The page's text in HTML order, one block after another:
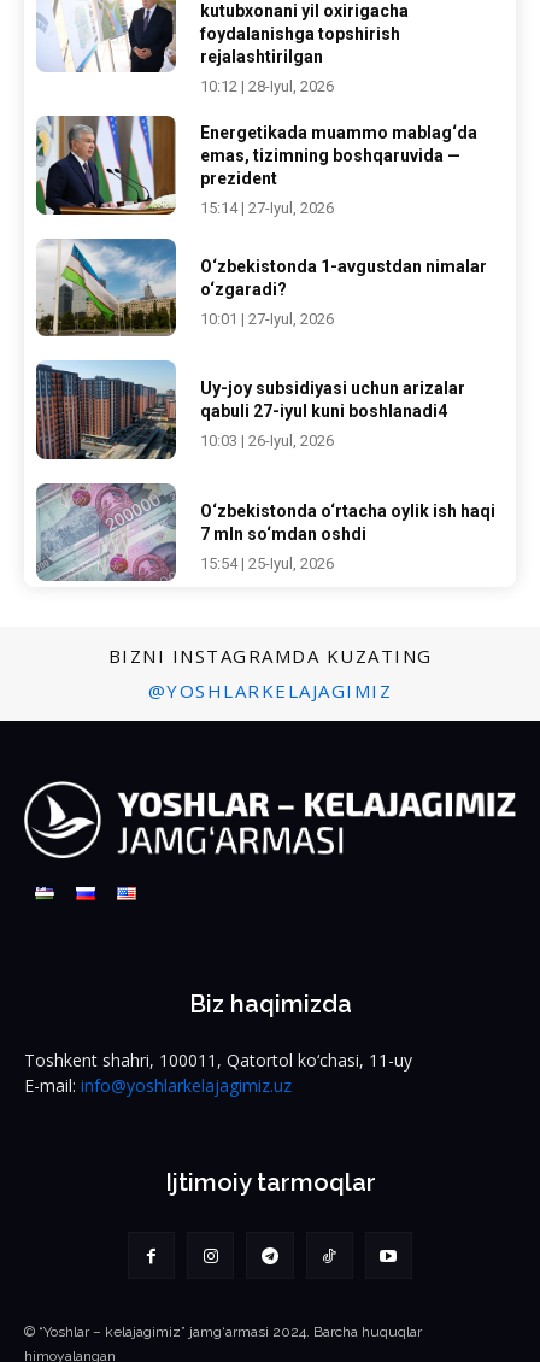
kutubxonani yil oxirigacha
foydalanishga topshirish
rejalashtirilgan
10:12 | 28-Iyul, 2026
Energetikada muammo mablag‘da
emas, tizimning boshqaruvida —
prezident
15:14 | 27-Iyul, 2026
O‘zbekistonda 1-avgustdan nimalar
o‘zgaradi?
10:01 | 27-Iyul, 2026
Uy-joy subsidiyasi uchun arizalar
qabuli 27-iyul kuni boshlanadi4
10:03 | 26-Iyul, 2026
O‘zbekistonda o‘rtacha oylik ish haqi
7 mln so‘mdan oshdi
15:54 | 25-Iyul, 2026
BIZNI INSTAGRAMDA KUZATING
@YOSHLARKELAJAGIMIZ
Biz haqimizda
Toshkent shahri, 100011, Qatortol ko‘chasi, 11-uy
E-mail: info@yoshlarkelajagimiz.uz
Ijtimoiy tarmoqlar
© “Yoshlar – kelajagimiz” jamg‘armasi 2024. Barcha huquqlar
himoyalangan